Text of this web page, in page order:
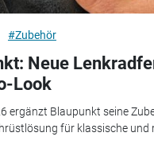
#Zubehör
Neue
Look
ergänzt Blaupunkt seine
für klassische und